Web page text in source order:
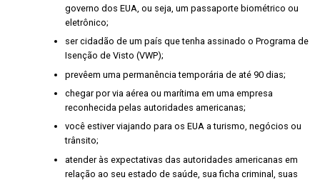
governo dos EUA, ou seja, um passaporte biométrico ou
eletrônico;
ser cidadão de um país que tenha assinado o Programa de
Isenção de Visto (VWP);
prevêem uma permanência temporária de até 90 dias;
chegar por via aérea ou marítima em uma empresa
reconhecida pelas autoridades americanas;
você estiver viajando para os EUA a turismo, negócios ou
trânsito;
atender às expectativas das autoridades americanas em
relação ao seu estado de saúde, sua ficha criminal, suas